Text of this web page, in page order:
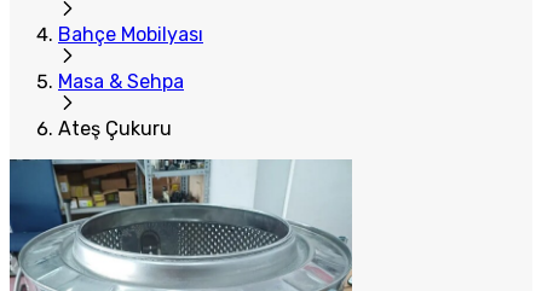
Bahçe Mobilyası
Masa & Sehpa
Ateş Çukuru